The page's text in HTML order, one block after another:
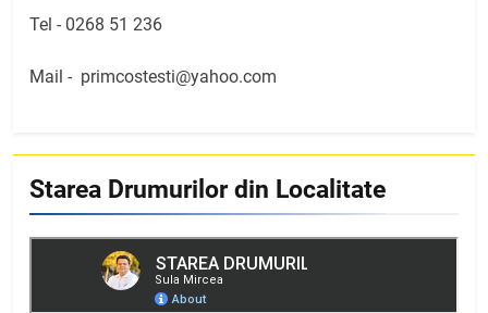
Tel - 0268 51 236
Mail - primcostesti@yahoo.com
Starea Drumurilor din Localitate